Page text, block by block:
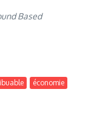
Based
économie